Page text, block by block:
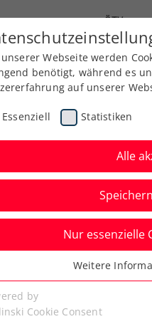
ÖTV
AusbildungWebseite werden
benötigt, während es
auf unserer
Essenziell Statistiken
Alle
Nur essenzielle
Cookies werden für
benötigt. Dadurch ist
Weitere
by
Cookie Consent